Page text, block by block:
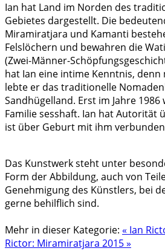
Ian hat Land im Norden des
Gebietes dargestellt. Die
Miramiratjara und Kamanti
Felslöchern und bewahren die
(Zwei-Männer-
hat Ian eine intime Kenntnis, denn
lebte er das traditionelle
Sandhügelland. Erst im Jahre
Familie sesshaft. Ian hat Autorität
ist über Geburt mit ihm
Das Kunstwerk steht unter
Form der Abbildung, auch von
Genehmigung des Künstlers, bei
gerne behilflich sind.
Mehr in dieser Kategorie: « Ian
Rictor: Miramiratjara 2015 »